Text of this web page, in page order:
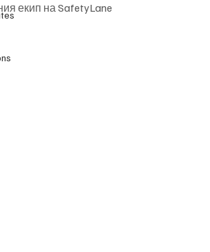
екип на SafetyLane